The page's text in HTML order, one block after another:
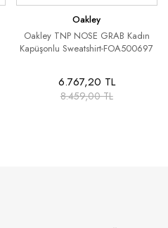
Oakley
Oakley TNP NOSE GRAB Kadın
Kapüşonlu Sweatshirt-FOA500697
6.767,20 TL
8.459,00 TL